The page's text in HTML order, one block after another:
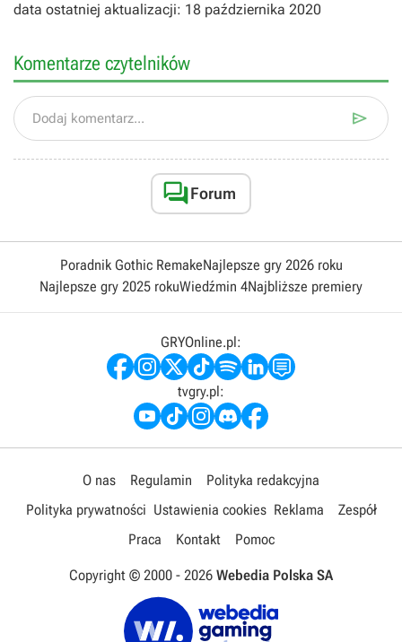
data ostatniej aktualizacji: 18 października 2020
Komentarze czytelników
Dodaj komentarz... 
Forum
Poradnik Gothic RemakeNajlepsze gry 2026 roku
Najlepsze gry 2025 rokuWiedźmin 4Najbliższe premiery
GRYOnline.pl:
tvgry.pl:
O nas Regulamin
Polityka redakcyjna
Polityka prywatności Ustawienia cookies Reklama
Zespół
Praca
Kontakt Pomoc
Copyright © 2000 - 2026 Webedia Polska SA